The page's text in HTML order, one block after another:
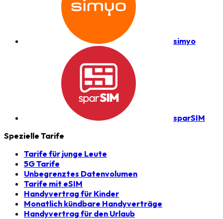
simyo
sparSIM
Spezielle Tarife
Tarife für junge Leute
5G Tarife
Unbegrenztes Datenvolumen
Tarife mit eSIM
Handyvertrag für Kinder
Monatlich kündbare Handyverträge
Handyvertrag für den Urlaub